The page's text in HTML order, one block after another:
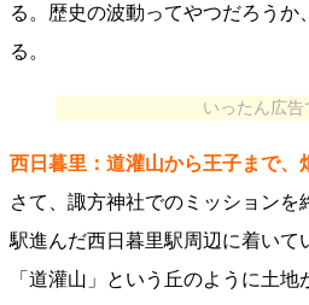
る。歴史の波動ってやつだろうか
る。
いったん広告
西日暮里：道灌山から王子まで、
さて、諏方神社でのミッションを
駅進んだ西日暮里駅周辺に着いて
「道灌山」という丘のように土